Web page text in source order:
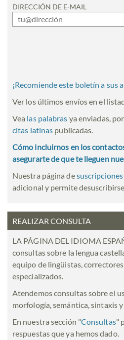
DIRECCIÓN DE E-MAIL
¡Recomiende este boletín a sus
Ver los últimos envíos en el
Vea las palabras ya enviadas,
citas latinas publicadas.
Cómo incluirnos en los
asegurarte de que te lleguen
Nuestra página desuscripciones
adicional y permite
REALIZAR CONSULTA
LA PÁGINA DEL IDIOMA
consultas sobre la lengua
equipo de lingüistas,
especializados.
Atendemos consultas sobre el
morfología, semántica, sintaxis
En nuestra sección "Consultas"
respuestas que ya hemos dado.